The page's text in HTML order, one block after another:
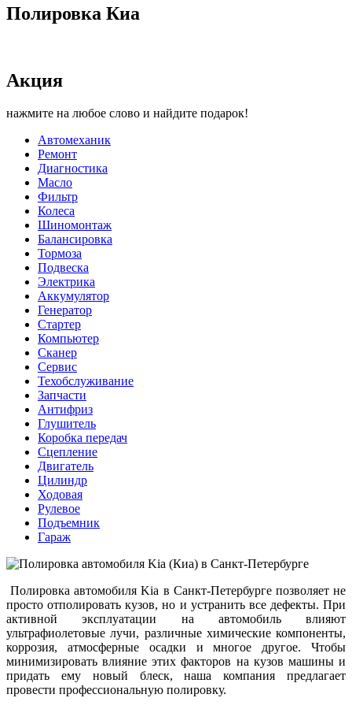
Полировка Киа
Акция
нажмите на любое слово и найдите подарок!
Автомеханик
Ремонт
Диагностика
Масло
Фильтр
Колеса
Шиномонтаж
Балансировка
Тормоза
Подвеска
Электрика
Аккумулятор
Генератор
Стартер
Компьютер
Сканер
Сервис
Техобслуживание
Запчасти
Антифриз
Глушитель
Коробка передач
Сцепление
Двигатель
Цилиндр
Ходовая
Рулевое
Подъемник
Гараж
Полировка автомобиля Kia в Санкт-Петербурге позволяет не
просто отполировать кузов, но и устранить все дефекты. При
активной эксплуатации на автомобиль влияют
ультрафиолетовые лучи, различные химические компоненты,
коррозия, атмосферные осадки и многое другое. Чтобы
минимизировать влияние этих факторов на кузов машины и
придать ему новый блеск, наша компания предлагает
провести профессиональную полировку.